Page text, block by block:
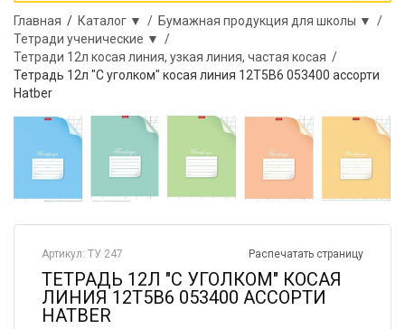
Главная / Каталог ▼ / Бумажная продукция для школы ▼ /
Тетради ученические ▼ /
Тетради 12л косая линия, узкая линия, частая косая /
Тетрадь 12л "С уголком" косая линия 12Т5В6 053400 ассорти
Hatber
Распечатать страницу
Артикул: ТУ 247
ТЕТРАДЬ 12Л "С УГОЛКОМ" КОСАЯ
ЛИНИЯ 12Т5В6 053400 АССОРТИ
HATBER